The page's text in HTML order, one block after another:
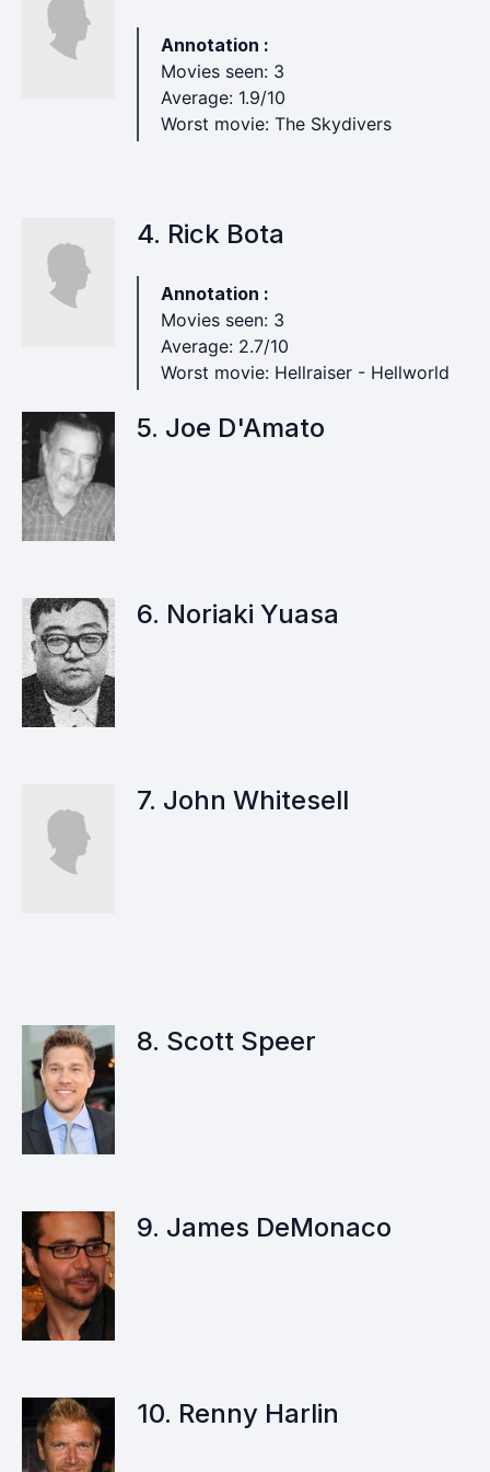
Annotation :
Movies seen: 3
Average: 1.9/10
Worst movie: The Skydivers
4. Rick Bota
Annotation :
Movies seen: 3
Average: 2.7/10
Worst movie: Hellraiser - Hellworld
5. Joe D'Amato
6. Noriaki Yuasa
7. John Whitesell
8. Scott Speer
9. James DeMonaco
10. Renny Harlin